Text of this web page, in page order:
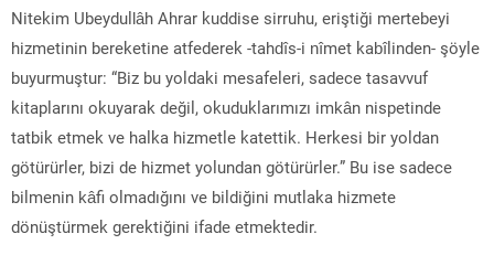
Nitekim Ubeydullâh Ahrar kuddise sirruhu, eriştiği mertebeyi
hizmetinin bereketine atfederek -tahdîs-i nîmet kabîlinden- şöyle
buyurmuştur: “Biz bu yoldaki mesafeleri, sadece tasavvuf
kitaplarını okuyarak değil, okuduklarımızı imkân nispetinde
tatbik etmek ve halka hizmetle katettik. Herkesi bir yoldan
götürürler, bizi de hizmet yolundan götürürler.” Bu ise sadece
bilmenin kâfi olmadığını ve bildiğini mutlaka hizmete
dönüştürmek gerektiğini ifade etmektedir.